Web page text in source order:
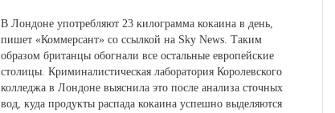
В Лондоне употребляют 23 килограмма кокаина в день,
пишет «Коммерсант» со ссылкой на Sky News. Таким
образом британцы обогнали все остальные европейские
столицы. Криминалистическая лаборатория Королевского
колледжа в Лондоне выяснила это после анализа сточных
вод, куда продукты распада кокаина успешно выделяются